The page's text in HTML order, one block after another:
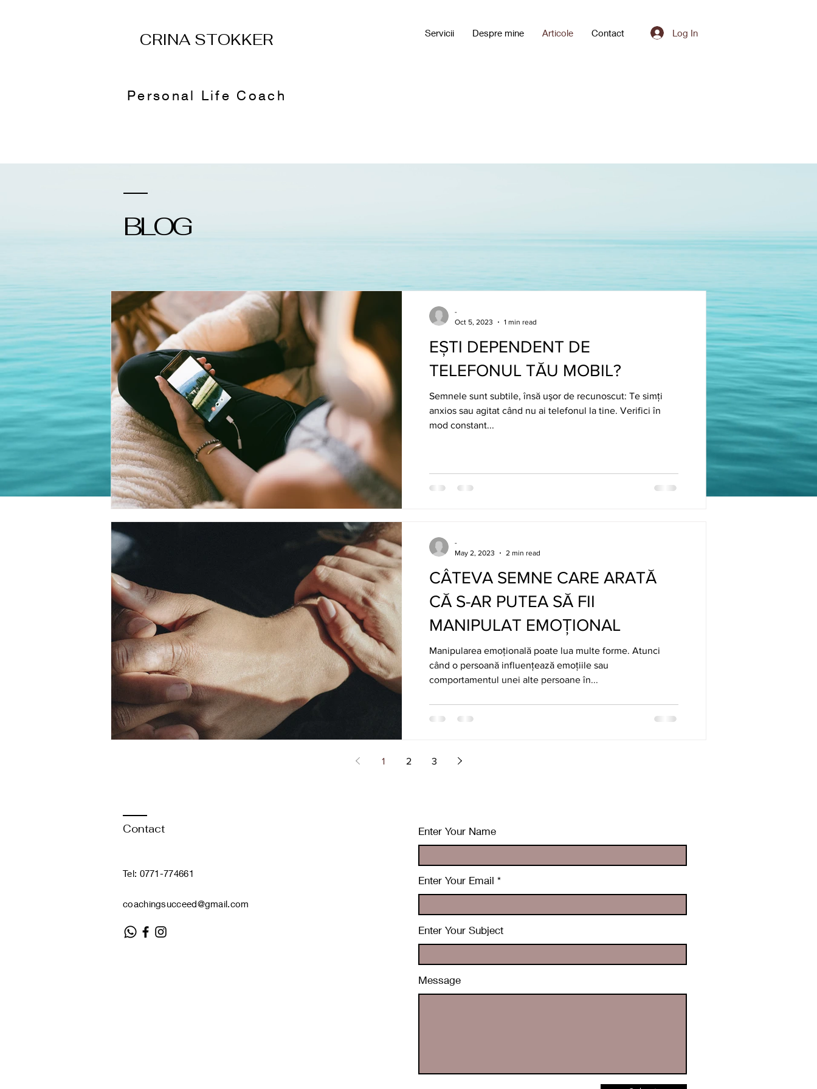
CRINA STOKKER Servicii Despre mine Articole Contact Log In
Personal Life Coach
BLOG
EȘTI DEPENDENT DE
TELEFONUL TĂU MOBIL?
Semnele sunt subtile, însă uşor de recunoscut: Te simți
anxios sau agitat când nu ai telefonul la tine. Verifici în
mod constant...
-
Oct 5, 2023
1 min read
CÂTEVA SEMNE CARE ARATĂ
CĂ S-AR PUTEA SĂ FII
MANIPULAT EMOŢIONAL
Manipularea emoțională poate lua multe forme. Atunci
când o persoană influențează emoțiile sau
comportamentul unei alte persoane în...
-
May 2, 2023
2 min read
1 2 3
Contact
​Tel: 0771-774661
coachingsucceed@gmail.com
Enter Your Name
Enter Your Email
Enter Your Subject
Message